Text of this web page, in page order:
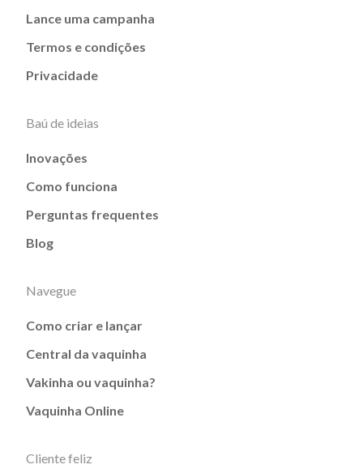
Lance uma campanha
Termos e condições
Privacidade
Baú de ideias
Inovações
Como funciona
Perguntas frequentes
Blog
Navegue
Como criar e lançar
Central da vaquinha
Vakinha ou vaquinha?
Vaquinha Online
Cliente feliz